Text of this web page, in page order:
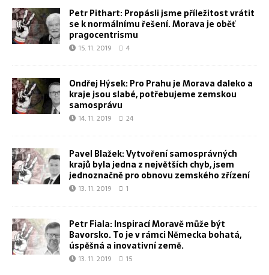
Petr Pithart: Propásli jsme příležitost vrátit
se k normálnímu řešení. Morava je oběť
pragocentrismu
15. 11. 2019 4
Ondřej Hýsek: Pro Prahu je Morava daleko a
kraje jsou slabé, potřebujeme zemskou
samosprávu
14. 11. 2019 24
Pavel Blažek: Vytvoření samosprávných
krajů byla jedna z největších chyb, jsem
jednoznačně pro obnovu zemského zřízení
13. 11. 2019 1
Petr Fiala: Inspirací Moravě může být
Bavorsko. To je v rámci Německa bohatá,
úspěšná a inovativní země.
13. 11. 2019 15